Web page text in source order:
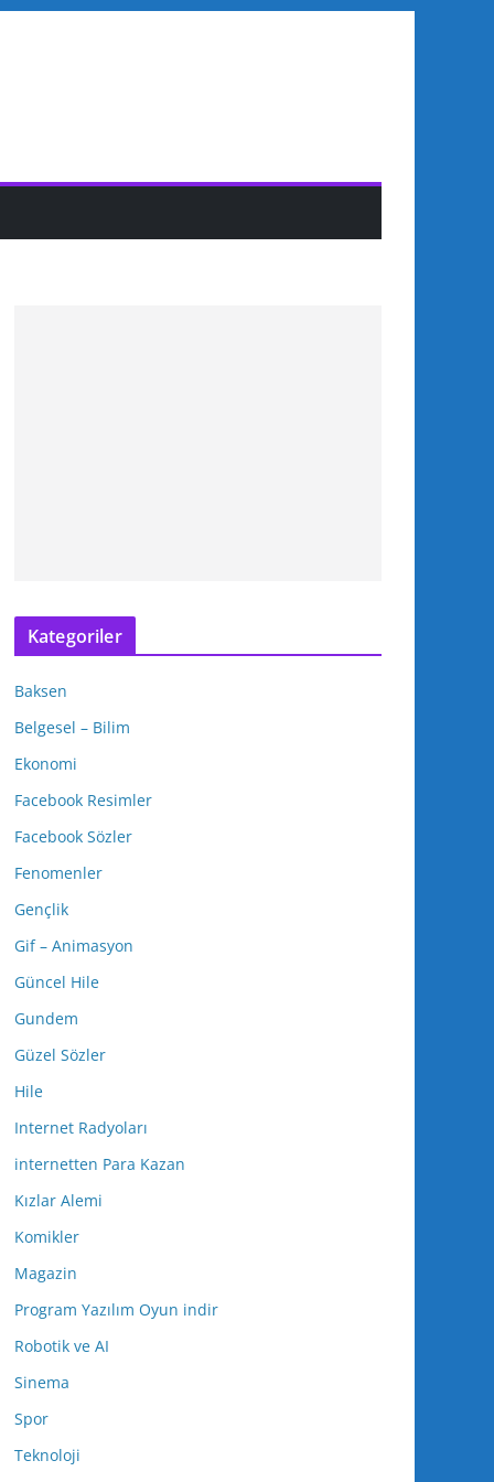
Kategoriler
Baksen
Belgesel – Bilim
Ekonomi
Facebook Resimler
Facebook Sözler
Fenomenler
Gençlik
Gif – Animasyon
Güncel Hile
Gundem
Güzel Sözler
Hile
Internet Radyoları
internetten Para Kazan
Kızlar Alemi
Komikler
Magazin
Program Yazılım Oyun indir
Robotik ve AI
Sinema
Spor
Teknoloji